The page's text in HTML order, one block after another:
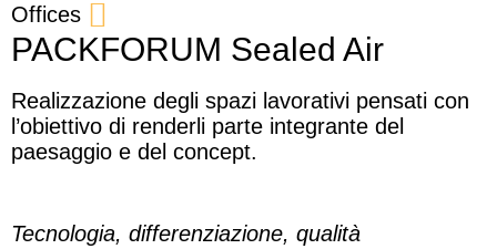
Offices
PACKFORUM Sealed Air
Realizzazione degli spazi lavorativi pensati con
l’obiettivo di renderli parte integrante del
paesaggio e del concept.
Tecnologia, differenziazione, qualità